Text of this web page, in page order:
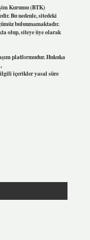
Kurumu (BTK)
Bu nedenle, sitedeki
bulunmamaktadır.
olup, siteye üye olarak
platformudur. Hukuka
içerikler yasal süre